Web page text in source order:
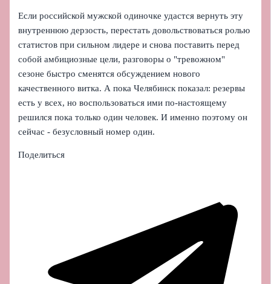
Если российской мужской одиночке удастся вернуть эту
внутреннюю дерзость, перестать довольствоваться ролью
статистов при сильном лидере и снова поставить перед
собой амбициозные цели, разговоры о "тревожном"
сезоне быстро сменятся обсуждением нового
качественного витка. А пока Челябинск показал: резервы
есть у всех, но воспользоваться ими по-настоящему
решился пока только один человек. И именно поэтому он
сейчас - безусловный номер один.
Поделиться